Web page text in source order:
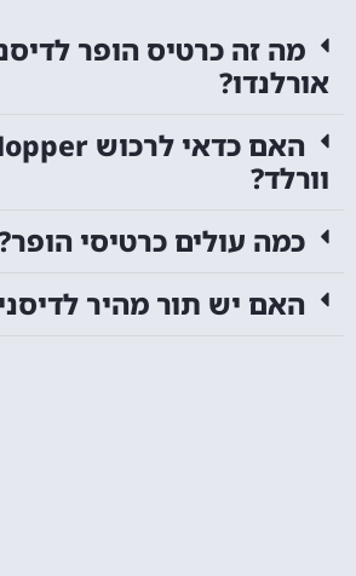
מה זה כרטיס הופר
אורלנדו?
וורלד?
כמה עולים כרטיסי
האם יש תור מהיר